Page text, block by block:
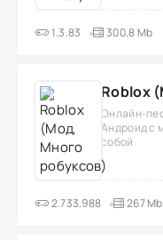
1.3.83 300,8 Mb
Roblox
Онлайн-
Андроид с
собой
2.733.988 267 Mb